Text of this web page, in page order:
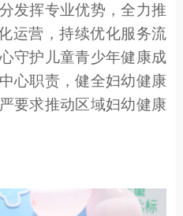
发挥专业优势，全力推
运营，持续优化服务流
守护儿童青少年健康成
心职责，健全妇幼健康
要求推动区域妇幼健康